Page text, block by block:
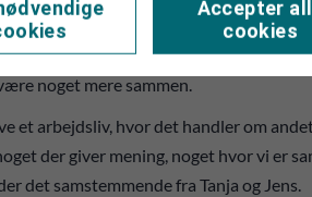
jo begge to mange timer, og
I vores nuværende arbejdsliv har vi en
noget mere sammen.
et arbejdsliv, hvor det handler om
der giver mening, noget hvor vi er
det samstemmende fra Tanja og Jens.
Accepter
cookies